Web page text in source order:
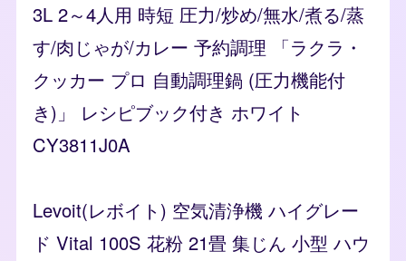
3L 2～4人用 時短 圧力/炒め/無水/煮る/蒸
す/肉じゃが/カレー 予約調理 「ラクラ・
クッカー プロ 自動調理鍋 (圧力機能付
き)」 レシピブック付き ホワイト
CY3811J0A
Levoit(レボイト) 空気清浄機 ハイグレー
ド Vital 100S 花粉 21畳 集じん 小型 ハウ